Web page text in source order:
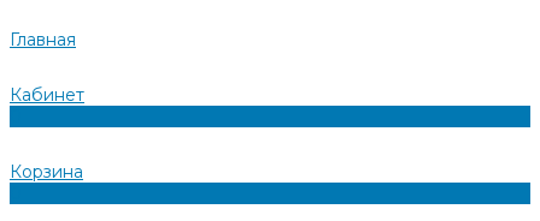
Главная
Кабинет
Корзина